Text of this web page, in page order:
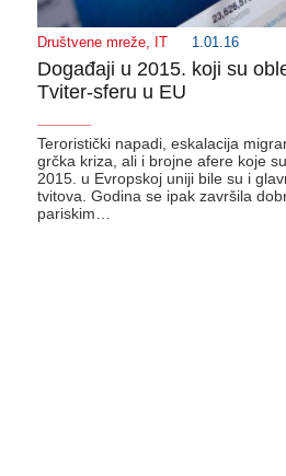
Društvene mreže, 1.01.16
Događaji u 2015. koji su
Tviter-sferu u EU
Teroristički napadi, eskalacija
grčka kriza, ali i brojne afere koje
2015. u Evropskoj uniji bile su i
tvitova. Godina se ipak završila
pariskim…